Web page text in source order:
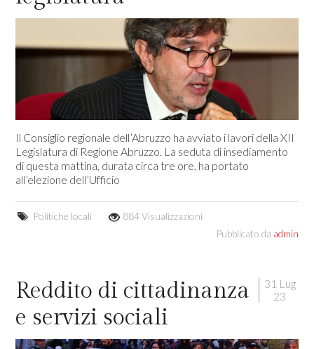
Il Consiglio regionale dell’Abruzzo ha avviato i lavori della XII
Legislatura di Regione Abruzzo. La seduta di insediamento
di questa mattina, durata circa tre ore, ha portato
all’elezione dell’Ufficio
Politiche locali
884 Visualizzazioni
Pubblicato da admin
31 Lug
23
Reddito di cittadinanza
e servizi sociali